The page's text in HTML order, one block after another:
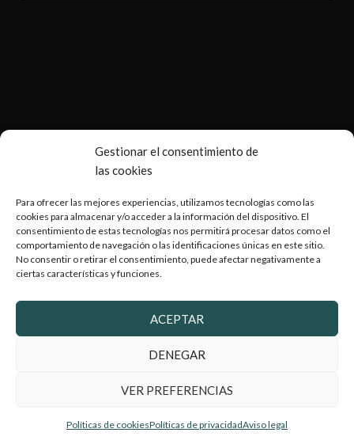
Gestionar el consentimiento de
las cookies
Para ofrecer las mejores experiencias, utilizamos tecnologías como las
cookies para almacenar y/o acceder a la información del dispositivo. El
consentimiento de estas tecnologías nos permitirá procesar datos como el
comportamiento de navegación o las identificaciones únicas en este sitio.
No consentir o retirar el consentimiento, puede afectar negativamente a
ciertas características y funciones.
ACEPTAR
DENEGAR
VER PREFERENCIAS
Políticas de cookiesPolíticas de privacidadAviso legal